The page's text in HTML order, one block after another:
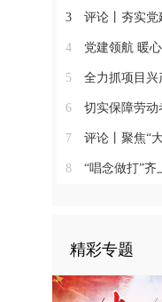
3 评论丨夯实党建“
4 党建领航 暖心惠
5 全力抓项目兴产业保安
6 切实保障劳动
7 评论丨聚焦“大县挑大
8 “唱念做打”
精彩专题